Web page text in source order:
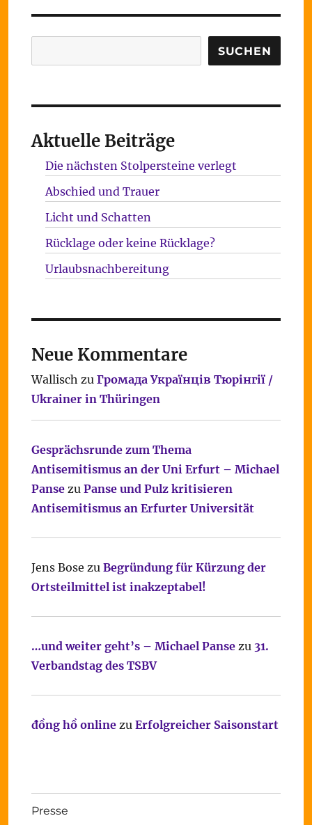
SUCHEN
Aktuelle Beiträge
Die nächsten Stolpersteine verlegt
Abschied und Trauer
Licht und Schatten
Rücklage oder keine Rücklage?
Urlaubsnachbereitung
Neue Kommentare
Wallisch zu Громада Українців Тюрінгії /
Ukrainer in Thüringen
Gesprächsrunde zum Thema
Antisemitismus an der Uni Erfurt – Michael
Pansezu Panse und Pulz kritisieren
Antisemitismus an Erfurter Universität
Jens Bose zu Begründung für Kürzung der
Ortsteilmittel ist inakzeptabel!
…und weiter geht’s – Michael Pansezu 31.
Verbandstag des TSBV
đồng hồ onlinezu Erfolgreicher Saisonstart
Presse